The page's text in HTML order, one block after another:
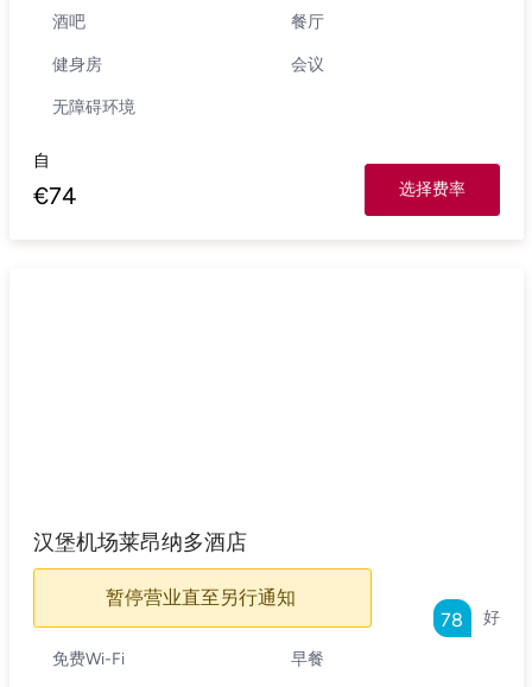
酒吧 餐厅
健身房 会议
无障碍环境
自
€74 选择费率
汉堡机场莱昂纳多酒店
暂停营业直至另行通知
好
78
免费Wi-Fi 早餐